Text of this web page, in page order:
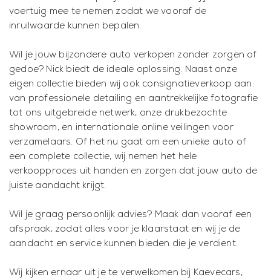
voertuig mee te nemen zodat we vooraf de
inruilwaarde kunnen bepalen.
Wil je jouw bijzondere auto verkopen zonder zorgen of
gedoe? Nick biedt de ideale oplossing. Naast onze
eigen collectie bieden wij ook consignatieverkoop aan:
van professionele detailing en aantrekkelijke fotografie
tot ons uitgebreide netwerk, onze drukbezochte
showroom, en internationale online veilingen voor
verzamelaars. Of het nu gaat om een unieke auto of
een complete collectie, wij nemen het hele
verkoopproces uit handen en zorgen dat jouw auto de
juiste aandacht krijgt.
Wil je graag persoonlijk advies? Maak dan vooraf een
afspraak, zodat alles voor je klaarstaat en wij je de
aandacht en service kunnen bieden die je verdient.
Wij kijken ernaar uit je te verwelkomen bij Kaevecars,